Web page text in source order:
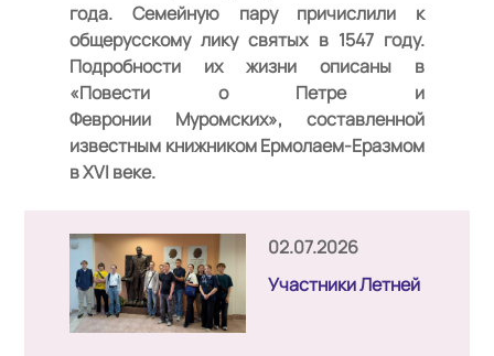
года. Семейную пару причислили к
общерусскому лику святых в 1547 году.
Подробности их жизни описаны в
«Повести о Петре и
Февронии Муромских», составленной
известным книжником Ермолаем-Еразмом
в XVI веке.
02.07.2026
Участники Летней